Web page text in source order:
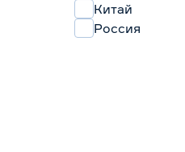
Китай
Россия